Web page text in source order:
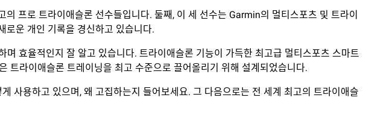
프로 트라이애슬론 선수들입니다. 둘째, 이 세 선수는 Garmin의 멀티스포츠 및 트라이
로운 개인 기록을 경신하고 있습니다.
효율적인지 잘 알고 있습니다. 트라이애슬론 기능이 가득한 최고급 멀티스포츠 스마트
트라이애슬론 트레이닝을 최고 수준으로 끌어올리기 위해 설계되었습니다.
사용하고 있으며, 왜 고집하는지 들어보세요. 그 다음으로는 전 세계 최고의 트라이애슬